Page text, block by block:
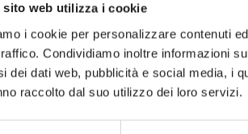
sito web utilizza i cookie
i cookie per personalizzare contenuti
Condividiamo inoltre informazioni
dei dati web, pubblicità e social media, i
raccolto dal suo utilizzo dei loro servizi.
a leggere i propri numeri con
più rapide perché si parte da
un problema diventi critico. Anche il